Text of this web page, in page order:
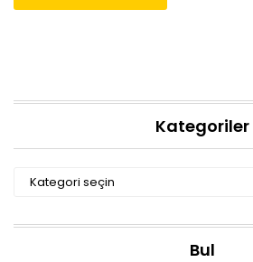
Kategoriler
Kategoriler
Bul